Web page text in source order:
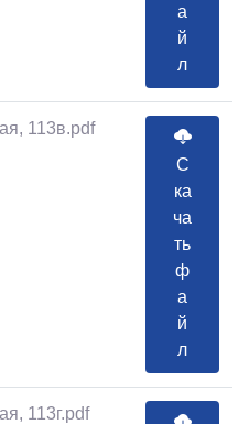
а
й
л
113в.pdf
С
ка
ча
ть
ф
а
й
л
113г.pdf